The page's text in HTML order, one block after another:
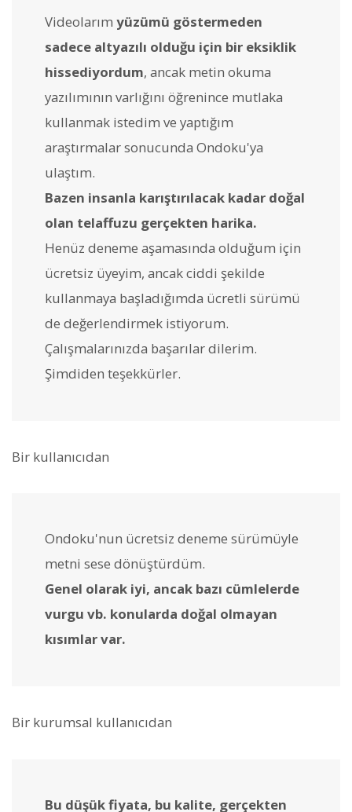
Videolarım yüzümü göstermeden
sadece altyazılı olduğu için bir eksiklik
hissediyordum, ancak metin okuma
yazılımının varlığını öğrenince mutlaka
kullanmak istedim ve yaptığım
araştırmalar sonucunda Ondoku'ya
ulaştım.
Bazen insanla karıştırılacak kadar doğal
olan telaffuzu gerçekten harika.
Henüz deneme aşamasında olduğum için
ücretsiz üyeyim, ancak ciddi şekilde
kullanmaya başladığımda ücretli sürümü
de değerlendirmek istiyorum.
Çalışmalarınızda başarılar dilerim.
Şimdiden teşekkürler.
Bir kullanıcıdan
Ondoku'nun ücretsiz deneme sürümüyle
metni sese dönüştürdüm.
Genel olarak iyi, ancak bazı cümlelerde
vurgu vb. konularda doğal olmayan
kısımlar var.
Bir kurumsal kullanıcıdan
Bu düşük fiyata, bu kalite, gerçekten